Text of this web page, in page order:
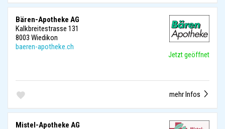
Bären-Apotheke AG
Kalkbreitestrasse 131
8003 Wiedikon
baeren-apotheke.ch
Jetzt geöffnet
mehr Infos
Mistel-Apotheke AG